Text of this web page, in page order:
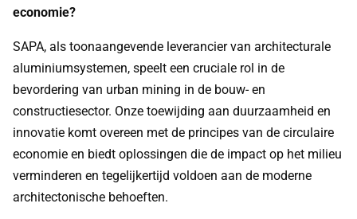
economie?
SAPA, als toonaangevende leverancier van architecturale
aluminiumsystemen, speelt een cruciale rol in de
bevordering van urban mining in de bouw- en
constructiesector. Onze toewijding aan duurzaamheid en
innovatie komt overeen met de principes van de circulaire
economie en biedt oplossingen die de impact op het milieu
verminderen en tegelijkertijd voldoen aan de moderne
architectonische behoeften.